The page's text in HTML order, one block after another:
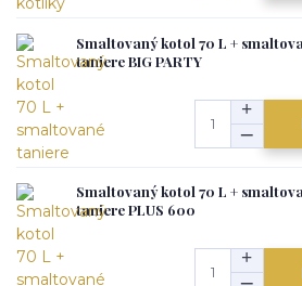
Smaltovaný kotol 70 L +
taniere BIG PARTY
Smaltovaný kotol 70 L +
taniere PLUS 600